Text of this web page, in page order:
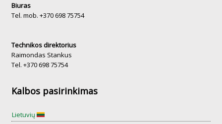
Biuras
Tel. mob. +370 698 75754
Technikos direktorius
Raimondas Stankus
Tel. +370 698 75754
Kalbos pasirinkimas
Lietuvių